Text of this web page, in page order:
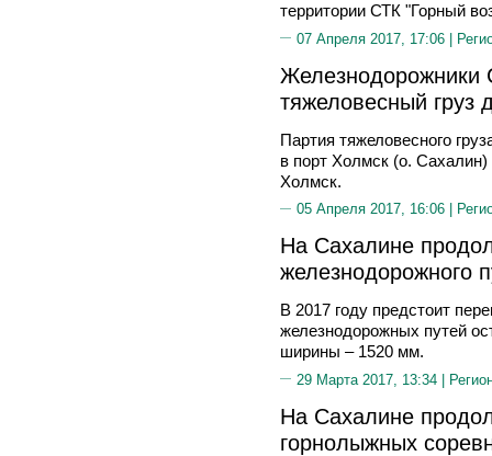
территории СТК "Горный
07 Апреля 2017, 17:06 |
Железнодорожники
тяжеловесный груз
Партия тяжеловесного
в порт Холмск (о.
Холмск.
05 Апреля 2017, 16:06 |
На Сахалине
железнодорожного
В 2017 году предстоит
железнодорожных путей
ширины – 1520 мм.
29 Марта 2017, 13:34 |
На Сахалине
горнолыжных